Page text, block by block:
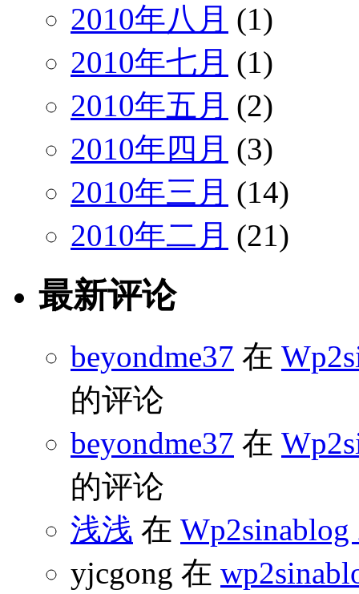
2010年八月 (1)
2010年七月 (1)
2010年五月 (2)
2010年四月 (3)
2010年三月 (14)
2010年二月 (21)
最新评论
beyondme37 在
的评论
beyondme37 在
的评论
浅浅 在
yjcgong 在